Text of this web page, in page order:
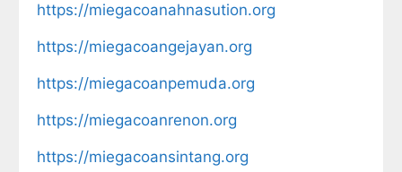
https://miegacoanahnasution.org
https://miegacoangejayan.org
https://miegacoanpemuda.org
https://miegacoanrenon.org
https://miegacoansintang.org